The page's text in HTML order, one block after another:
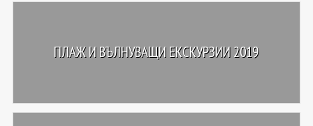
ПЛАЖ И ВЪЛНУВАЩИ ЕКСКУРЗИИ 2019